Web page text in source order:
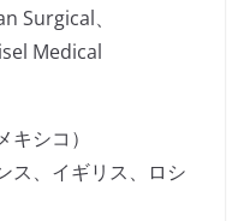
Surgical、
Medical
シコ）
ス、イギリス、ロシ